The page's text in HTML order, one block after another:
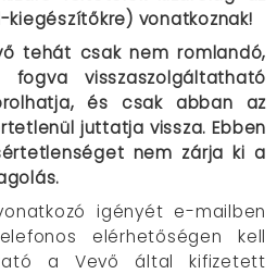
vonatkoznak!
tehát csak nem romlandó,
visszaszolgáltatható
és csak abban az
juttatja vissza. Ebben
nem zárja ki a
igényét e-mailben
elérhetőségen kell
a Vevő által kifizetett